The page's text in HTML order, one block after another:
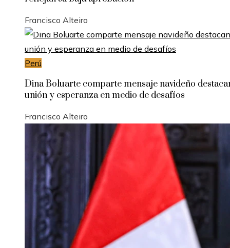
Francisco Alteiro
Perú
Dina Boluarte comparte mensaje navideño
unión y esperanza en medio de desafíos
Francisco Alteiro